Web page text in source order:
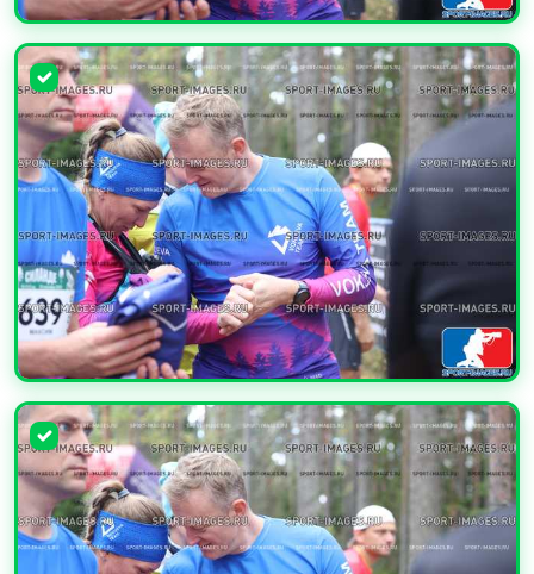
УВЕЛИЧИТЬ
УВЕЛИЧИТЬ